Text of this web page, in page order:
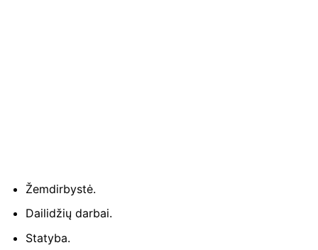
Žemdirbystė.
Dailidžių darbai.
Statyba.